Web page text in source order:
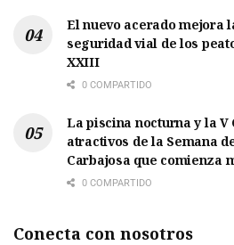
El nuevo acerado mejora
seguridad vial de los
XXIII
0 COMPARTIDO
La piscina nocturna y la V
atractivos de la Semana
Carbajosa que comienza
0 COMPARTIDO
Conecta con nosotros